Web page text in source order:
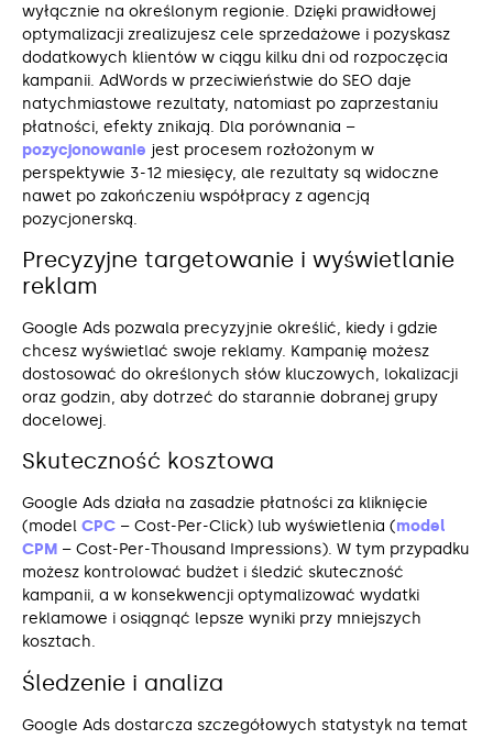
wyłącznie na określonym regionie. Dzięki prawidłowej
optymalizacji zrealizujesz cele sprzedażowe i pozyskasz
dodatkowych klientów w ciągu kilku dni od rozpoczęcia
kampanii. AdWords w przeciwieństwie do SEO daje
natychmiastowe rezultaty, natomiast po zaprzestaniu
płatności, efekty znikają. Dla porównania –
pozycjonowanie jest procesem rozłożonym w
perspektywie 3-12 miesięcy, ale rezultaty są widoczne
nawet po zakończeniu współpracy z agencją
pozycjonerską.
Precyzyjne targetowanie i wyświetlanie
reklam
Google Ads pozwala precyzyjnie określić, kiedy i gdzie
chcesz wyświetlać swoje reklamy. Kampanię możesz
dostosować do określonych słów kluczowych, lokalizacji
oraz godzin, aby dotrzeć do starannie dobranej grupy
docelowej.
Skuteczność kosztowa
Google Ads działa na zasadzie płatności za kliknięcie
(model CPC – Cost-Per-Click) lub wyświetlenia (model
CPM – Cost-Per-Thousand Impressions). W tym przypadku
możesz kontrolować budżet i śledzić skuteczność
kampanii, a w konsekwencji optymalizować wydatki
reklamowe i osiągnąć lepsze wyniki przy mniejszych
kosztach.
Śledzenie i analiza
Google Ads dostarcza szczegółowych statystyk na temat